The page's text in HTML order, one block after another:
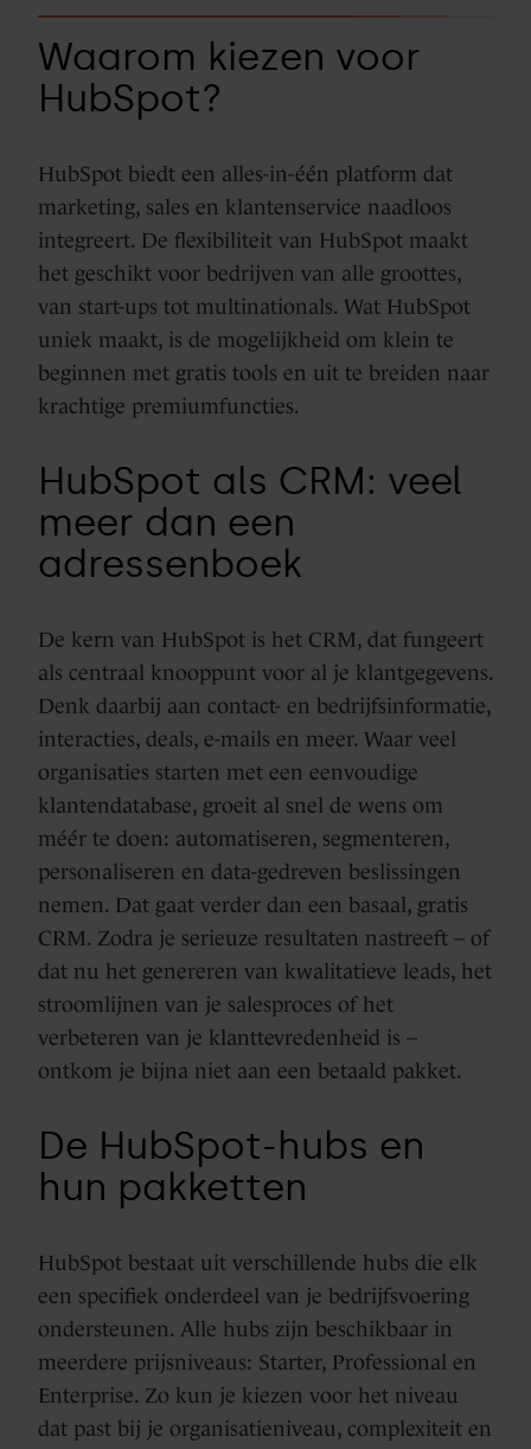
Waarom kiezen voor
HubSpot?
HubSpot biedt een alles-in-één platform dat
marketing, sales en klantenservice naadloos
integreert. De flexibiliteit van HubSpot maakt
het geschikt voor bedrijven van alle groottes,
van start-ups tot multinationals. Wat HubSpot
uniek maakt, is de mogelijkheid om klein te
beginnen met gratis tools en uit te breiden naar
krachtige premiumfuncties.
HubSpot als CRM: veel
meer dan een
adressenboek
De kern van HubSpot is het CRM, dat fungeert
als centraal knooppunt voor al je klantgegevens.
Denk daarbij aan contact- en bedrijfsinformatie,
interacties, deals, e-mails en meer. Waar veel
organisaties starten met een eenvoudige
klantendatabase, groeit al snel de wens om
méér te doen: automatiseren, segmenteren,
personaliseren en data-gedreven beslissingen
nemen. Dat gaat verder dan een basaal, gratis
CRM. Zodra je serieuze resultaten nastreeft – of
dat nu het genereren van kwalitatieve leads, het
stroomlijnen van je salesproces of het
verbeteren van je klanttevredenheid is –
ontkom je bijna niet aan een betaald pakket.
De HubSpot-hubs en
hun pakketten
HubSpot bestaat uit verschillende hubs die elk
een specifiek onderdeel van je bedrijfsvoering
ondersteunen. Alle hubs zijn beschikbaar in
meerdere prijsniveaus: Starter, Professional en
Enterprise. Zo kun je kiezen voor het niveau
dat past bij je organisatieniveau, complexiteit en